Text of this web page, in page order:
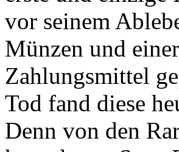
vor seinem
Münzen und
Zahlungsmittel
Tod fand diese
Denn von den